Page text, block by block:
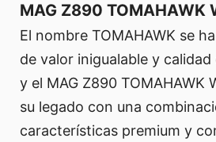
MAG Z890 TOMAHAWK
El nombre TOMAHAWK se
de valor inigualable y
y el MAG Z890 TOMAHAWK
su legado con una
características premium y